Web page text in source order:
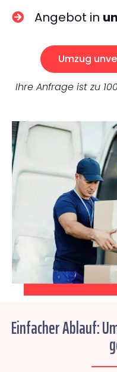
Angebot in
Umzug
Ihre Anfrage ist zu
Einfacher Ablauf: